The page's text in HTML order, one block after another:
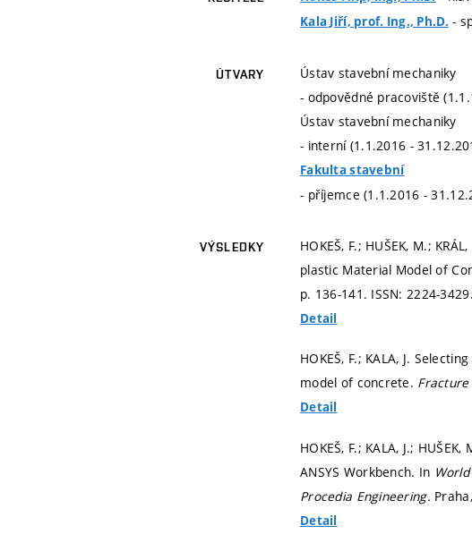
Kala Jiří, prof. Ing., Ph.D. -
ÚTVARY
Ústav stavební mechaniky
- odpovědné pracoviště
Ústav stavební mechaniky
- interní (1.1.2016 -
Fakulta stavební
- příjemce (1.1.2016 -
VÝSLEDKY
HOKEŠ, F.; HUŠEK, M.;
plastic Material Model of
p. 136-141. ISSN: 2224-3429.
Detail
HOKEŠ, F.; KALA, J.
model of concrete.
Detail
HOKEŠ, F.; KALA, J.;
ANSYS Workbench. In
Procedia Engineering.
Detail